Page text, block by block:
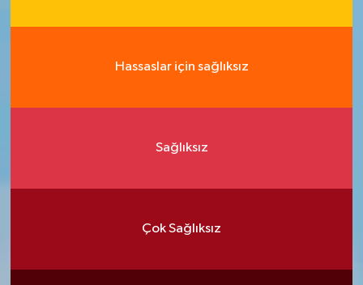
Hassaslar için sağlıksız
Sağlıksız
Çok Sağlıksız